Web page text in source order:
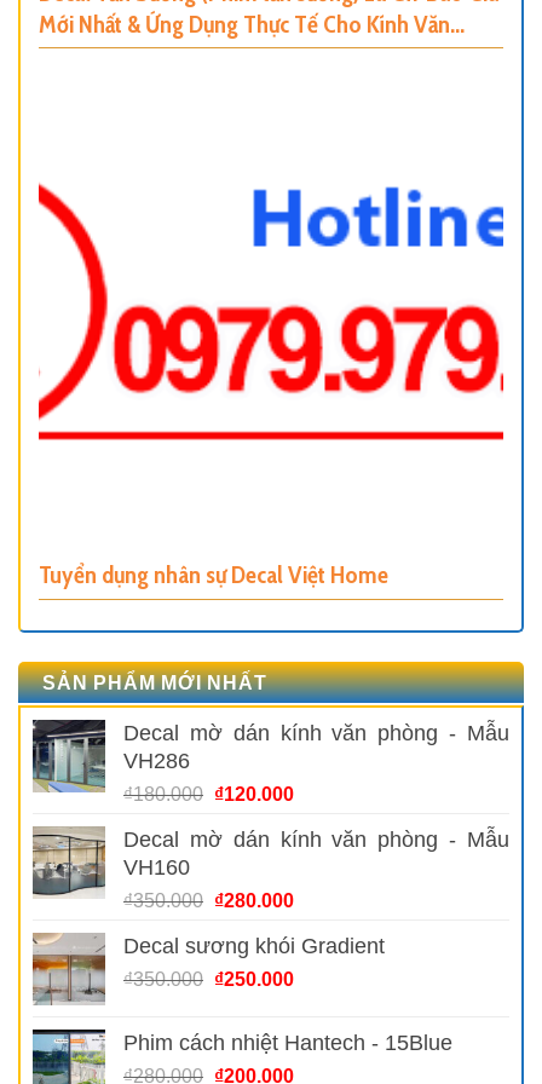
Mới Nhất & Ứng Dụng Thực Tế Cho Kính Văn
Phòng, Nhà Ở
Tuyển dụng nhân sự Decal Việt Home
SẢN PHẨM MỚI NHẤT
Decal mờ dán kính văn phòng - Mẫu
VH286
₫180.000 Giá
là:
₫120.000Giá
tại
₫120.000.
Decal mờ dán kính văn phòng - Mẫu
VH160
₫350.000 Giá
là:
₫350.000.
₫280.000Giá
tại
là:
Decal sương khói Gradient
₫350.000 Giá
₫350.000.
₫250.000Giá
là:
Phim cách nhiệt Hantech - 15Blue
₫280.000 Giá
₫200.000Giá